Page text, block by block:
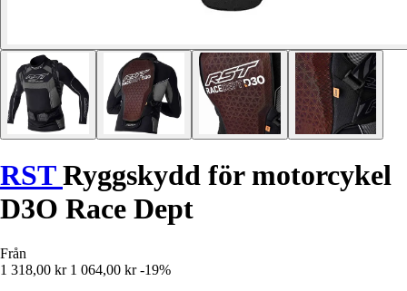
RSTRyggskydd för motorcykel
D3O Race Dept
Från
1 318,00 kr 1 064,00 kr -19%